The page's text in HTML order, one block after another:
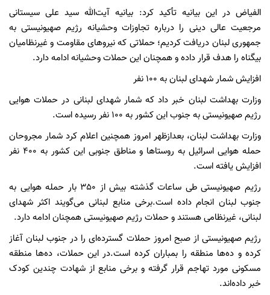
الفیاض در این بیانیه تأکید کرد: بیانیه آیت‌الله سید علی سیستانی
مرجعیت عالی دینی را درباره تجاوزات وحشیانه رژیم صهیونیستی به
جمهوری لبنان دریافت کردیم؛ حملاتی که نیروهای مقاومت و غیرنظامیان
بیگناه را هدف قرار داده و همچنان این حملات وحشیانه ادامه دارد.
افزایش شمار شهدای لبنان به 100 نفر
وزارت بهداشت لبنان خبر داد که شمار شهدای لبنانی در حملات هوایی
رژیم صهیونیستی به جنوب این کشور به 100 نفر رسیده است.
وزارت بهداشت لبنان، بعدازظهر امروز همچنین اعلام کرد شمار مجروحان
حمله هوایی اسرائیل به روستاها و مناطق جنوبی این کشور به 400 نفر
افزایش یافته است.
رژیم صهیونیستی طی ساعات گذشته بیش از 350 بار حمله هوایی به
جنوب لبنان انجام داده است.برخی منابع لبنانی می‌گویند اکثر شهدای
لبنانی، غیرنظامی هستند و حملات رژیم صهیونیستی همچنان ادامه دارد.
رژیم صهیونیستی از صبح امروز حملات گسترده‌ای را در جنوب لبنان آغاز
کرده و ده‌ها منطقه را بمباران کرده است.در این حملات، ده‌ها منطقه‌
مسکونی مورد تهاجم قرار گرفته و برخی منابع از شهادت چندین کودک
خبر داده‌اند.